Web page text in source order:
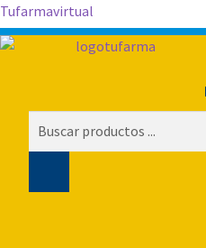
Tufarmavirtual